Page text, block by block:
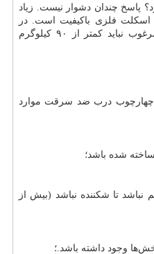
پاسخ چندان دشوار نیست. زیاد
فلزی باکیفیت است. در
واقع وزن یک درب ضد سرقت مرغوب نباید کمتر از ۹۰ کیلوگرم
درب ضد سرقت موارد
تا شکننده نباشد (بیش از